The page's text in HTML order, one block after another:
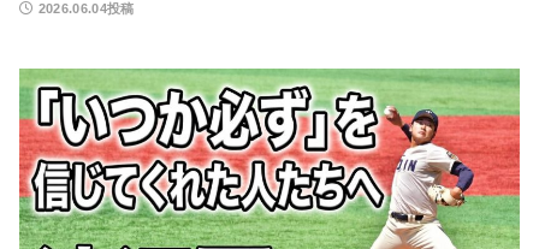
2026.06.04投稿